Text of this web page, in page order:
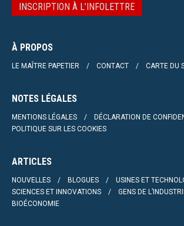
INSCRIPTION À L’INFOLETTRE
À PROPOS
LE MAÎTRE PAPETIER CONTACT CARTE DU
NOTES LÉGALES
MENTIONS LÉGALES
DÉCLARATION DE
POLITIQUE SUR LES COOKIES
ARTICLES
NOUVELLES BLOGUES
USINES ET
SCIENCES ET INNOVATIONS
GENS DE
BIOÉCONOMIE